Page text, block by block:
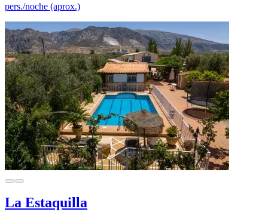
pers./noche (aprox.)
La Estaquilla